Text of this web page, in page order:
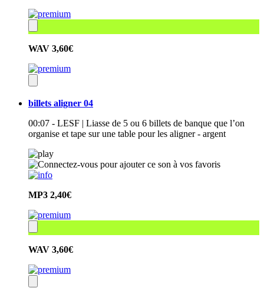
WAV 3,60€
billets aligner 04
00:07 - LESF | Liasse de 5 ou 6 billets de banque que l’on
organise et tape sur une table pour les aligner - argent
MP3 2,40€
WAV 3,60€